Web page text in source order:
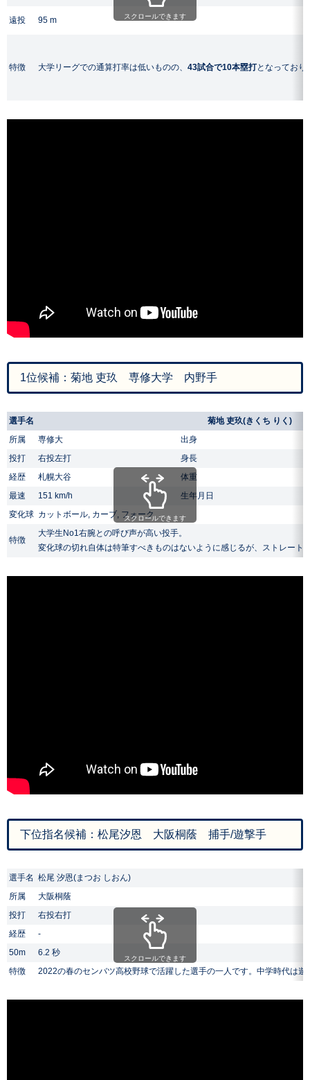
遠投 95 m
特徴 大学リーグでの通算打率は低いものの、 43試合で10本塁打となっており
スクロールできます
1位候補：菊地 吏玖 専修大学 内野手
選手名
菊地 吏玖(きくち りく)
所属
専修大
出身
投打
右投左打
身長
経歴
札幌大谷
体重
最速
151 km/h
生年月日
変化球 カットボール, カーブ, フォーク
特徴
大学生No1右腕との呼び声が高い投手。
変化球の切れ自体は特筆すべきものはないように感じるが、ストレート
スクロールできます
下位指名候補：松尾汐恩 大阪桐蔭 捕手/遊撃手
選手名 松尾 汐恩(まつお しおん)
所属
大阪桐蔭
投打
右投右打
経歴
-
50m
6.2 秒
特徴
2022の春のセンバツ高校野球で活躍した選手の一人です。中学時代は
スクロールできます